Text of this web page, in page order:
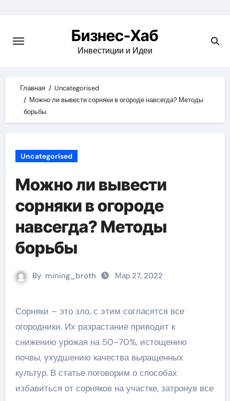
content
Бизнес-Хаб
Инвестиции и Идеи
Главная
Uncategorised
Можно ли вывести сорняки в огороде навсегда? Методы
борьбы
Uncategorised
Можно ли вывести
сорняки в огороде
навсегда? Методы
борьбы
By mining_broth Мар 27, 2022
Сорняки – это зло, с этим согласятся все
огородники. Их разрастание приводит к
снижению урожая на 50–70%, истощению
почвы, ухудшению качества выращенных
культур. В статье поговорим о способах
избавиться от сорняков на участке, затронув все